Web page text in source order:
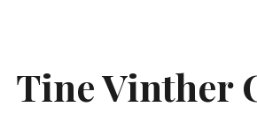
Tine Vinther